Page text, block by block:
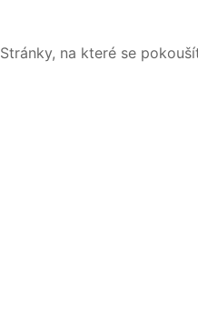
Stránky, na které se